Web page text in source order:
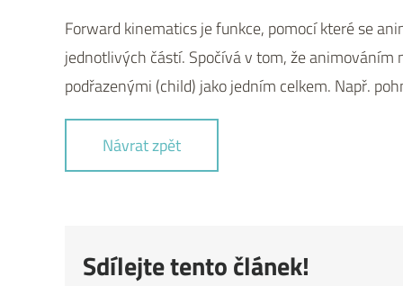
Forward kinematics je funkce, pomocí které se
jednotlivých částí. Spočívá v tom, že
podřazenými (child) jako jedním celkem. Např.
Návrat zpět
Sdílejte tento článek!